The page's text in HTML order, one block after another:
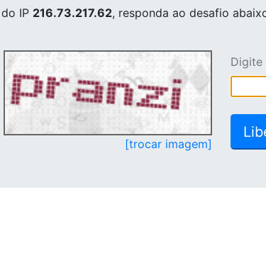
do IP 216.73.217.62, responda ao desafio
[trocar imagem]
Digite